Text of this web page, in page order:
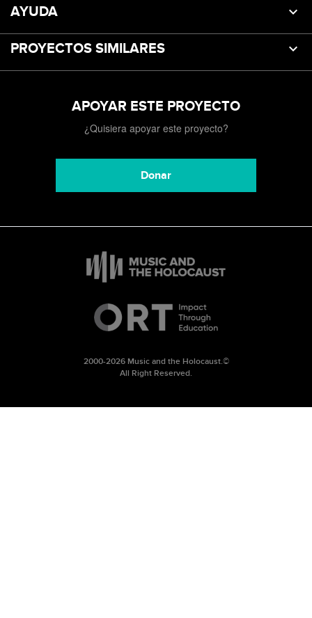
AYUDA
PROYECTOS SIMILARES
APOYAR ESTE PROYECTO
¿Quisiera apoyar este proyecto?
Donar
2000-2026 Music and the Holocaust.©
All Right Reserved.